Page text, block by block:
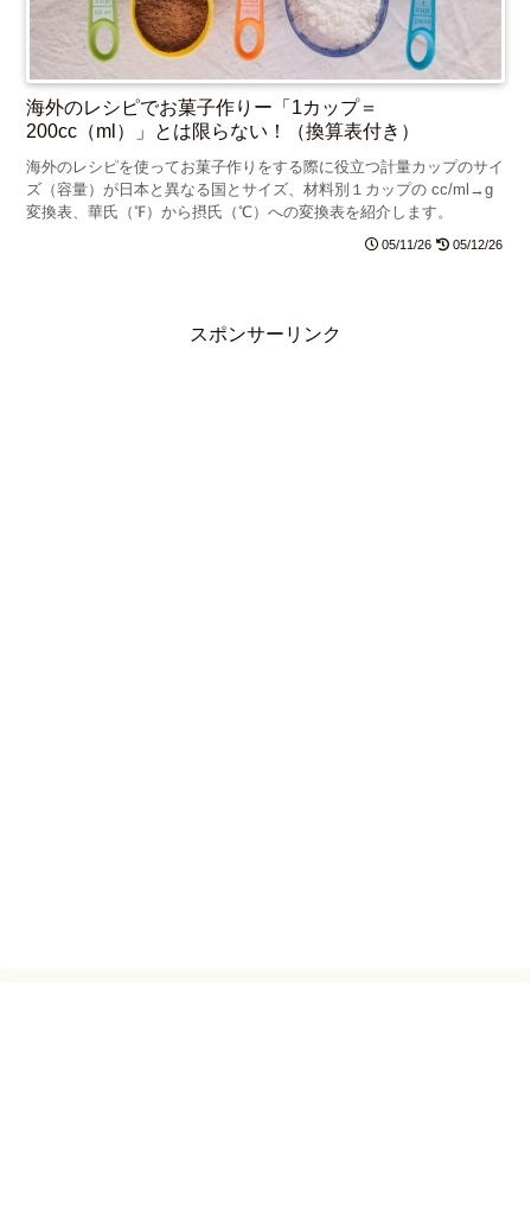
海外のレシピでお菓子作りー「1カップ＝
200cc（ml）」とは限らない！（換算表付き）
海外のレシピを使ってお菓子作りをする際に役立つ計量カップのサイ
ズ（容量）が日本と異なる国とサイズ、材料別１カップの cc/ml→g
変換表、華氏（℉）から摂氏（℃）への変換表を紹介します。
05/11/26 05/12/26
スポンサーリンク